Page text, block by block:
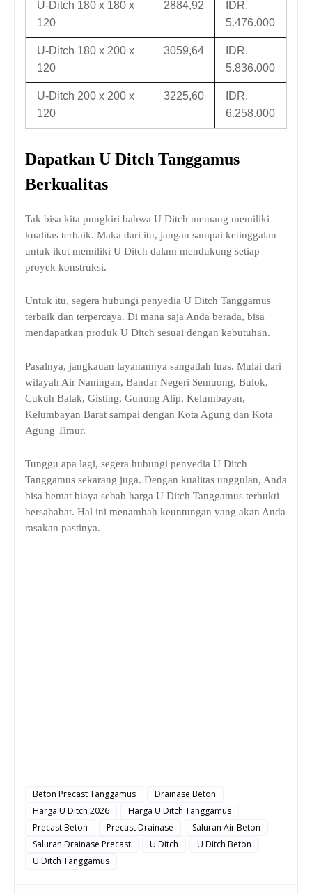
U-Ditch 180 x 180 x
120
2884,92
IDR.
5.476.000
U-Ditch 180 x 200 x
120
3059,64
IDR.
5.836.000
U-Ditch 200 x 200 x
120
3225,60
IDR.
6.258.000
Dapatkan U Ditch Tanggamus
Berkualitas
Tak bisa kita pungkiri bahwa U Ditch memang memiliki
kualitas terbaik. Maka dari itu, jangan sampai ketinggalan
untuk ikut memiliki U Ditch dalam mendukung setiap
proyek konstruksi.
Untuk itu, segera hubungi penyedia U Ditch Tanggamus
terbaik dan terpercaya. Di mana saja Anda berada, bisa
mendapatkan produk U Ditch sesuai dengan kebutuhan.
Pasalnya, jangkauan layanannya sangatlah luas. Mulai dari
wilayah Air Naningan, Bandar Negeri Semuong, Bulok,
Cukuh Balak, Gisting, Gunung Alip, Kelumbayan,
Kelumbayan Barat sampai dengan Kota Agung dan Kota
Agung Timur.
Tunggu apa lagi, segera hubungi penyedia U Ditch
Tanggamus sekarang juga. Dengan kualitas unggulan, Anda
bisa hemat biaya sebab harga U Ditch Tanggamus terbukti
bersahabat. Hal ini menambah keuntungan yang akan Anda
rasakan pastinya.
Beton Precast Tanggamus
Drainase Beton
Harga U Ditch 2026
Harga U Ditch Tanggamus
Precast Beton
Precast Drainase
Saluran Air Beton
Saluran Drainase Precast
U Ditch
U Ditch Beton
U Ditch Tanggamus